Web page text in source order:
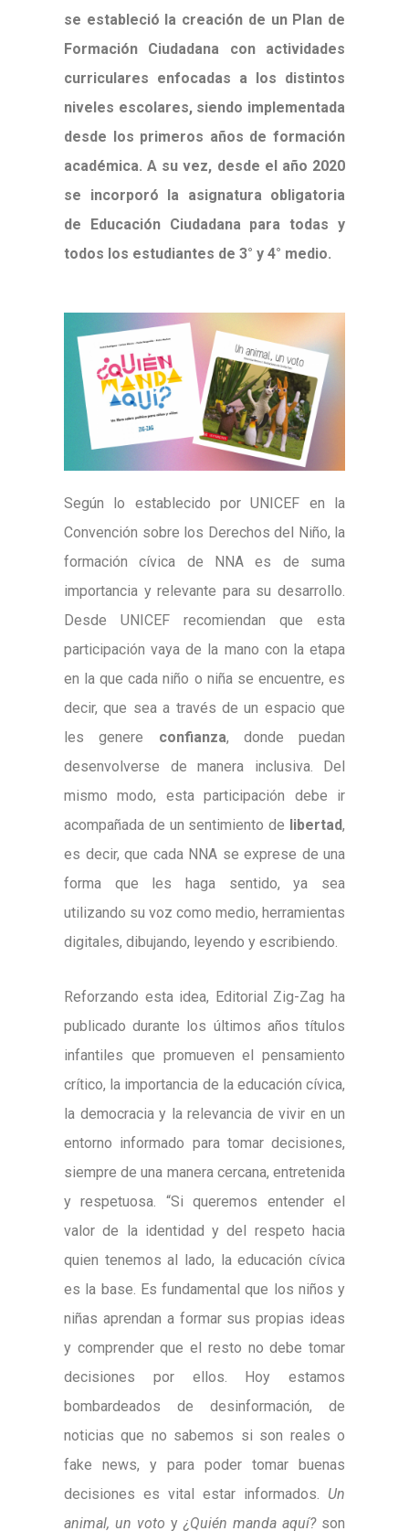
se estableció la creación de un Plan de
Formación Ciudadana con actividades
curriculares enfocadas a los distintos
niveles escolares, siendo implementada
desde los primeros años de formación
académica.A su vez, desde el año 2020
se incorporó la asignatura obligatoria
de Educación Ciudadana para todas y
todos los estudiantes de 3° y 4° medio.
Según lo establecido por UNICEF en la
Convención sobre los Derechos del Niño, la
formación cívica de NNA es de suma
importancia y relevante para su desarrollo.
Desde UNICEF recomiendan que esta
participación vaya de la mano con la etapa
en la que cada niño o niña se encuentre, es
decir, que sea a través de un espacio que
les genere confianza, donde puedan
desenvolverse de manera inclusiva. Del
mismo modo, esta participación debe ir
acompañada de un sentimiento de libertad,
es decir, que cada NNA se exprese de una
forma que les haga sentido, ya sea
utilizando su voz como medio, herramientas
digitales, dibujando, leyendo y escribiendo.
Reforzando esta idea, Editorial Zig-Zag ha
publicado durante los últimos años títulos
infantiles que promueven el pensamiento
crítico, la importancia de la educación cívica,
la democracia y la relevancia de vivir en un
entorno informado para tomar decisiones,
siempre de una manera cercana, entretenida
y respetuosa. “Si queremos entender el
valor de la identidad y del respeto hacia
quien tenemos al lado, la educación cívica
es la base. Es fundamental que los niños y
niñas aprendan a formar sus propias ideas
y comprender que el resto no debe tomar
decisiones por ellos. Hoy estamos
bombardeados de desinformación, de
noticias que no sabemos si son reales o
fake news, y para poder tomar buenas
decisiones es vital estar informados. Un
animal, un voto y¿Quién manda aquí?son